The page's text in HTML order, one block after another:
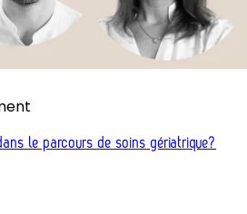
le parcours de soins gériatrique?